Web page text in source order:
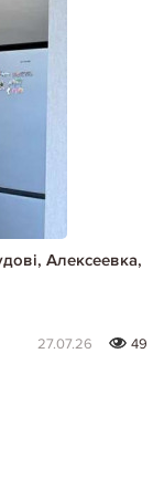
Алексеевка,
27.07.26
49